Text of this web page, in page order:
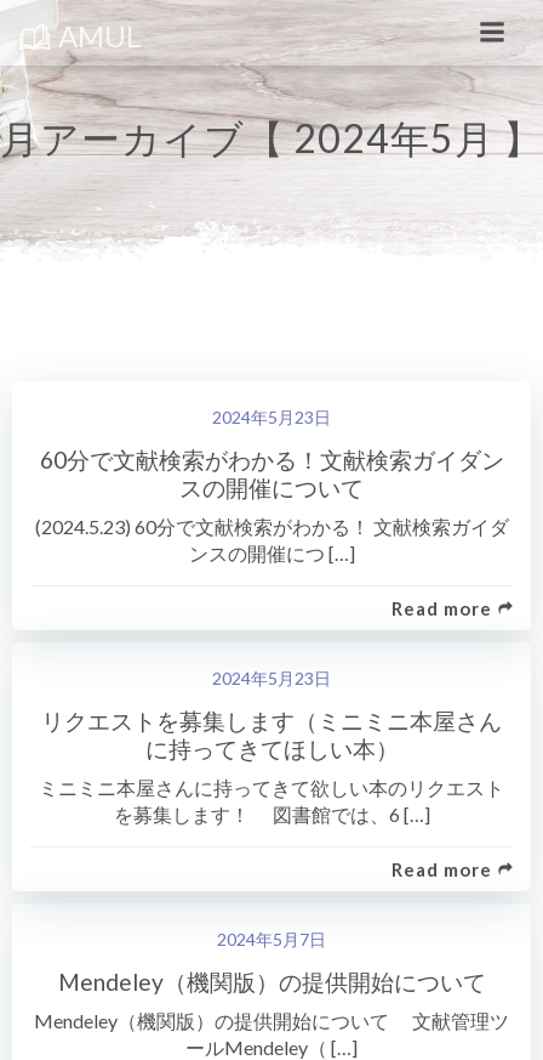
コ
ン
テ
ン
ツ
へ
ス
キ
ッ
AMUL
月アーカイブ【 2024年5月 】
2024年5月23日
60分で文献検索がわかる！文献検索ガイダン
スの開催について
(2024.5.23) 60分で文献検索がわかる！ 文献検索ガイダ
ンスの開催につ […]
Read more
2024年5月23日
リクエストを募集します（ミニミニ本屋さん
に持ってきてほしい本）
ミニミニ本屋さんに持ってきて欲しい本のリクエスト
を募集します！ 図書館では、6 […]
Read more
2024年5月7日
Mendeley（機関版）の提供開始について
Mendeley（機関版）の提供開始について 文献管理ツ
ールMendeley（ […]